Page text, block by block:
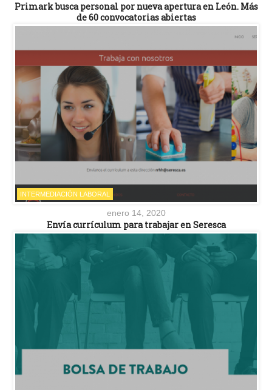
Primark busca personal por nueva apertura en León. Más
de 60 convocatorias abiertas
INTERMEDIACIÓN LABORAL
enero 14, 2020
Envía currículum para trabajar en Seresca